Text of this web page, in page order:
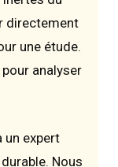
directement
une étude.
analyser
un expert
Nous